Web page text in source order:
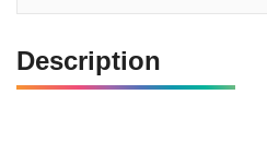
Description